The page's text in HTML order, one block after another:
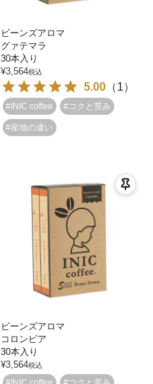
ビーンズアロマ
グァテマラ
30本入り
¥3,564税込
5.00 （1）
#INIC coffee #コクと苦み
#産地の違い
ビーンズアロマ
コロンビア
30本入り
¥3,564税込